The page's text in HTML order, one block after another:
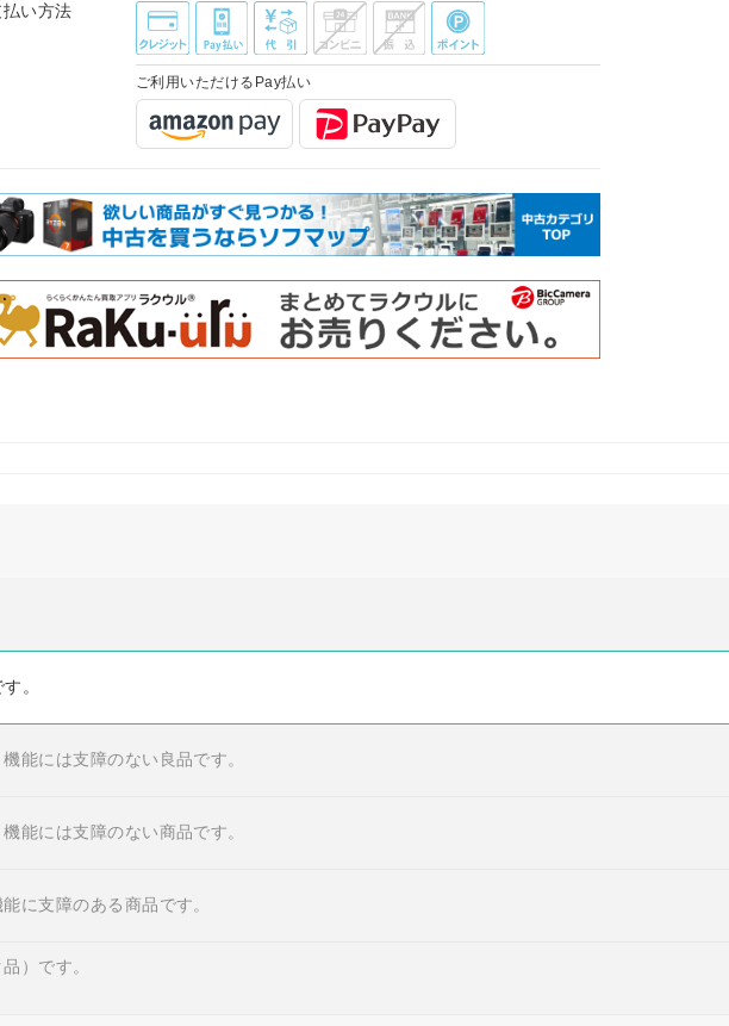
い方法
ご利用いただけるPay払い
。
能には支障のない良品です。
能には支障のない商品です。
に支障のある商品です。
）です。